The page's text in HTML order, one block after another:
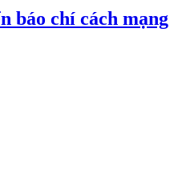
báo chí cách mạng